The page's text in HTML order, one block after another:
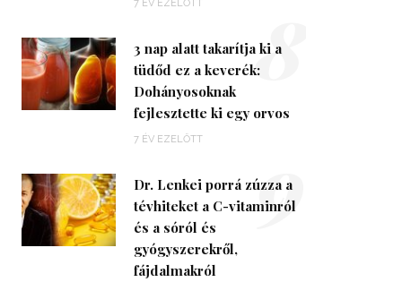
7 ÉV EZELŐTT
3 nap alatt takarítja ki a
tüdőd ez a keverék:
Dohányosoknak
fejlesztette ki egy orvos
7 ÉV EZELŐTT
8
Dr. Lenkei porrá zúzza a
tévhiteket a C-vitaminról
és a sóról és
gyógyszerekről,
fájdalmakról
9